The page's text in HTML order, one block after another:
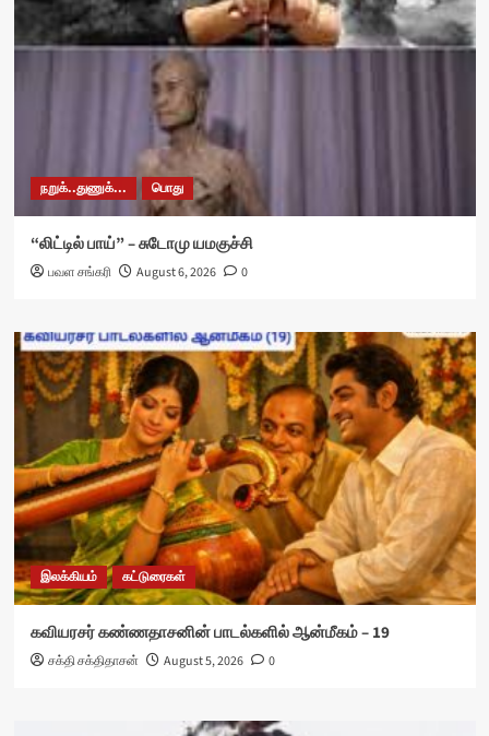
நறுக்..துணுக்... பொது
“லிட்டில் பாய்” – சுடோமு யமகுச்சி
பவள சங்கரி August 6, 2026 0
இலக்கியம் கட்டுரைகள்
கவியரசர் கண்ணதாசனின் பாடல்களில் ஆன்மீகம் – 19
சக்தி சக்திதாசன் August 5, 2026 0